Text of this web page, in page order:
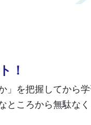
！
」を把握してから
ところから無駄なく